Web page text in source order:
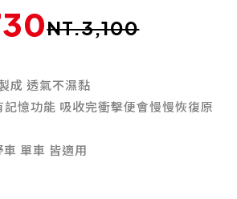
NT.3,100
成 透氣不濕黏
憶功能 吸收完衝擊便會慢慢恢復原
單車 皆適用